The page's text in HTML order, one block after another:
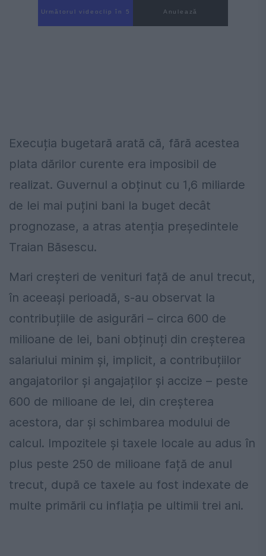
Următorul videoclip în 4 Anulează
Execuția bugetară arată că, fără acestea
plata dărilor curente era imposibil de
realizat. Guvernul a obținut cu 1,6 miliarde
de lei mai puțini bani la buget decât
prognozase, a atras atenția președintele
Traian Băsescu.
Mari creșteri de venituri față de anul trecut,
în aceeași perioadă, s-au observat la
contribuțiile de asigurări – circa 600 de
milioane de lei, bani obținuți din creșterea
salariului minim și, implicit, a contribuțiilor
angajatorilor și angajaților și accize – peste
600 de milioane de lei, din creșterea
acestora, dar și schimbarea modului de
calcul. Impozitele și taxele locale au adus în
plus peste 250 de milioane față de anul
trecut, după ce taxele au fost indexate de
multe primării cu inflația pe ultimii trei ani.